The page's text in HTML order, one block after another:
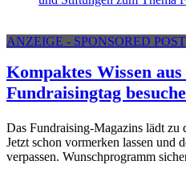
ANZEIGE - SPONSORED POST
Kompaktes Wissen
Fundraisingtag
Das Fundraising-Magazins lädt zu
Jetzt schon vormerken lassen und
verpassen. Wunschprogramm